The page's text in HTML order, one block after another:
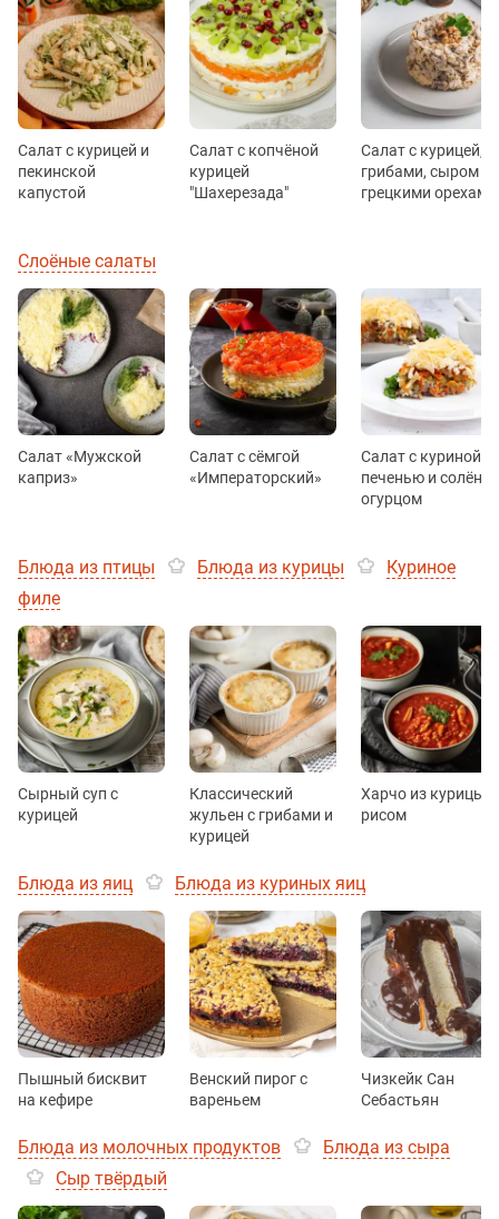
Салат с курицей и
пекинской
капустой
Салат с копчёной
курицей
"Шахерезада"
Салат с курицей,
грибами, сыром и
грецкими орехами
Слоёные салаты
Салат «Мужской
каприз»
Салат с сёмгой
«Императорский»
Салат с куриной
печенью и
огурцом
Блюда из птицы Блюда из курицы
Куриное
филе
Сырный суп с
курицей
Классический
жульен с грибами и
курицей
Харчо из курицы с
рисом
Блюда из яиц Блюда из куриных яиц
Пышный бисквит
на кефире
Венский пирог с
вареньем
Чизкейк Сан
Себастьян
Блюда из молочных продуктов
Блюда из сыра
Сыр твёрдый